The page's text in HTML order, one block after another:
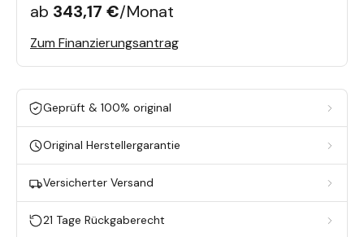
ab 343,17 €/Monat
Zum Finanzierungsantrag
Geprüft & 100% original
Original Herstellergarantie
Versicherter Versand
21 Tage Rückgaberecht